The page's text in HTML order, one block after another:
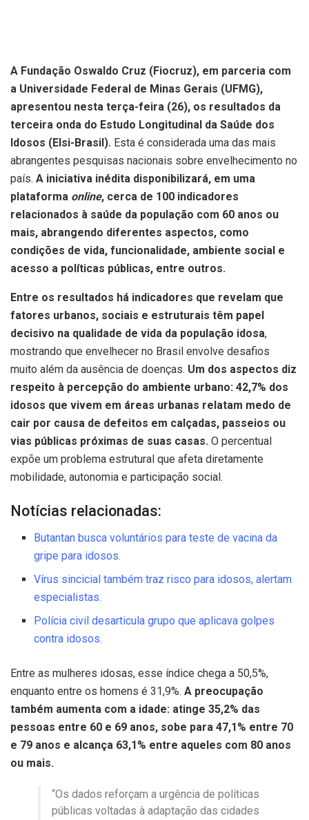
A Fundação Oswaldo Cruz (Fiocruz), em parceria com
a Universidade Federal de Minas Gerais (UFMG),
apresentou nesta terça-feira (26), os resultados da
terceira onda do Estudo Longitudinal da Saúde dos
Idosos (Elsi-Brasil). Esta é considerada uma das mais
abrangentes pesquisas nacionais sobre envelhecimento no
país. A iniciativa inédita disponibilizará, em uma
plataforma online, cerca de 100 indicadores
relacionados à saúde da população com 60 anos ou
mais, abrangendo diferentes aspectos, como
condições de vida, funcionalidade, ambiente social e
acesso a políticas públicas, entre outros.
Entre os resultados há indicadores que revelam que
fatores urbanos, sociais e estruturais têm papel
decisivo na qualidade de vida da população idosa,
mostrando que envelhecer no Brasil envolve desafios
muito além da ausência de doenças. Um dos aspectos diz
respeito à percepção do ambiente urbano: 42,7% dos
idosos que vivem em áreas urbanas relatam medo de
cair por causa de defeitos em calçadas, passeios ou
vias públicas próximas de suas casas. O percentual
expõe um problema estrutural que afeta diretamente
mobilidade, autonomia e participação social.
Notícias relacionadas:
Butantan busca voluntários para teste de vacina da
gripe para idosos.
Vírus sincicial também traz risco para idosos, alertam
especialistas.
Polícia civil desarticula grupo que aplicava golpes
contra idosos.
Entre as mulheres idosas, esse índice chega a 50,5%,
enquanto entre os homens é 31,9%. A preocupação
também aumenta com a idade: atinge 35,2% das
pessoas entre 60 e 69 anos, sobe para 47,1% entre 70
e 79 anos e alcança 63,1% entre aqueles com 80 anos
ou mais.
“Os dados reforçam a urgência de políticas
públicas voltadas à adaptação das cidades